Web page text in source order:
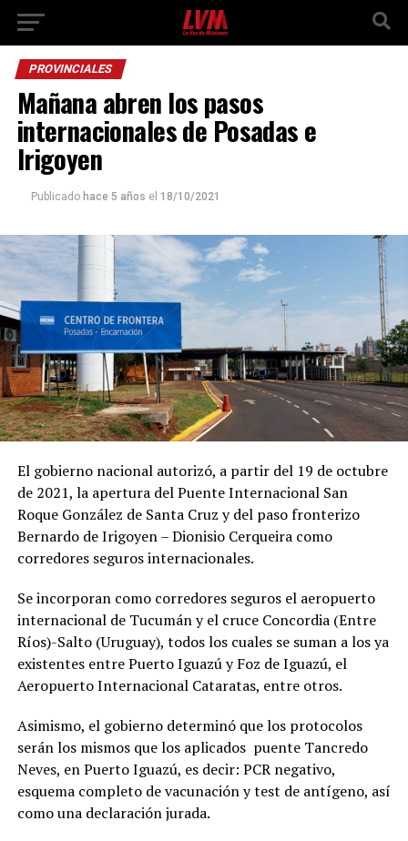
PROVINCIALES
Mañana abren los pasos
internacionales de Posadas e
Irigoyen
Publicado hace 5 años el 18/10/2021
El gobierno nacional autorizó, a partir del 19 de octubre
de 2021, la apertura del Puente Internacional San
Roque González de Santa Cruz y del paso fronterizo
Bernardo de Irigoyen – Dionisio Cerqueira como
corredores seguros internacionales.
Se incorporan como corredores seguros el aeropuerto
internacional de Tucumán y el cruce Concordia (Entre
Ríos)-Salto (Uruguay), todos los cuales se suman a los ya
existentes entre Puerto Iguazú y Foz de Iguazú, el
Aeropuerto Internacional Cataratas, entre otros.
Asimismo, el gobierno determinó que los protocolos
serán los mismos que los aplicados puente Tancredo
Neves, en Puerto Iguazú, es decir: PCR negativo,
esquema completo de vacunación y test de antígeno, así
como una declaración jurada.